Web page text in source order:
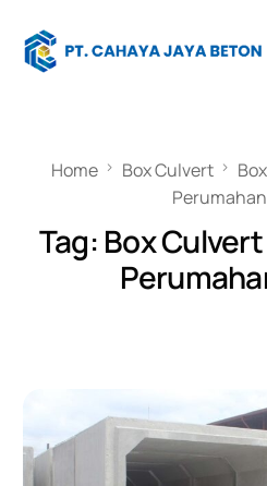
Home Box Culvert
Tag: Box